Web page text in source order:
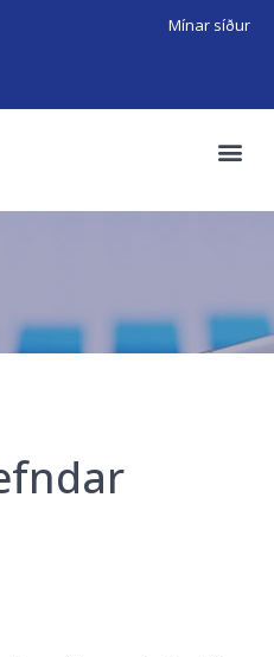
Mínar síður